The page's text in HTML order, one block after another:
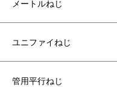
メートルねじ
ユニファイねじ
管用平行ねじ